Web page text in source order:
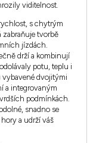
viditelnost.
s chytrým
zabraňuje tvorbě
jízdách.
drží a kombinují
potu, teplu i
vybavené dvojitými
a integrovaným
podmínkách.
snadno se
a udrží váš